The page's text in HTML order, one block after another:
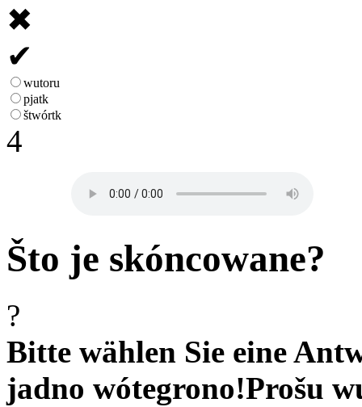
✖
✔
wutoru
pjatk
štwórtk
4
Što je skóncowane?
?
Bitte wählen Sie eine
jadno wótegrono!Prošu